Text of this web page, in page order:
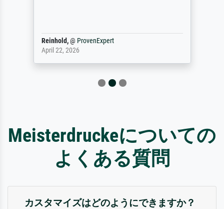
Reinhold,@ ProvenExpert
April 22, 2026
Meisterdruckeについての
よくある質問
カスタマイズはどのようにできますか？